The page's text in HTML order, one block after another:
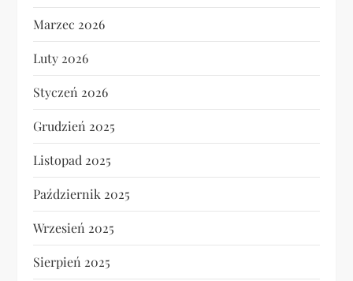
Marzec 2026
Luty 2026
Styczeń 2026
Grudzień 2025
Listopad 2025
Październik 2025
Wrzesień 2025
Sierpień 2025